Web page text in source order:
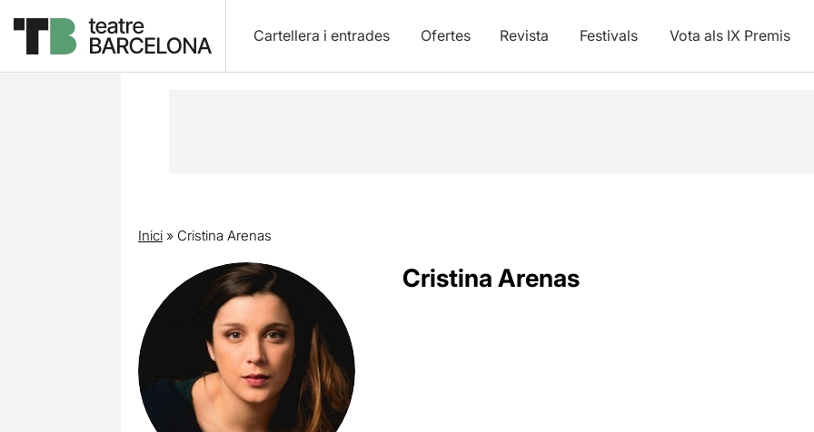
Cartellera i entrades Ofertes Revista Festivals Vota als IX Premis
Inici» Cristina Arenas
Cristina Arenas